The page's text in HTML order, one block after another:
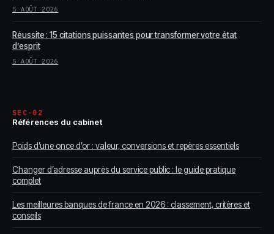
5 AOÛT 2026
Réussite : 15 citations puissantes pour transformer votre état
d’esprit
5 AOÛT 2026
SEC-02
Références du cabinet
Poids d’une once d’or : valeur, conversions et repères essentiels
Changer d’adresse auprès du service public : le guide pratique
complet
Les meilleures banques de france en 2026 : classement, critères et
conseils